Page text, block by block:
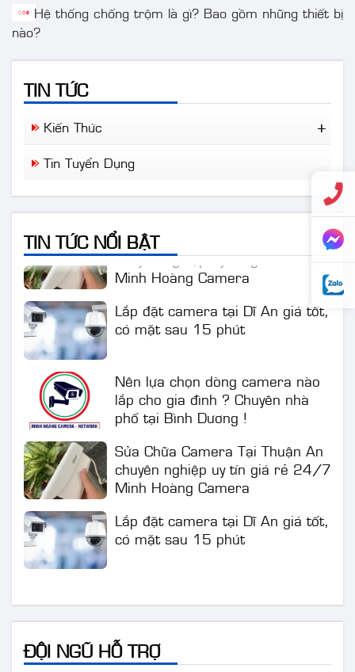
Hệ thống chống trộm là gì? Bao gồm những thiết bị
nào?
TIN TỨC
Kiến Thức
Tin Tuyển Dụng
TIN TỨC NỔI BẬT
lắp cho gia đình ? Chuyên nhà
chuyên nghiệp uy tín giá rẻ 24/7
Minh Hoàng Camera
Lắp đặt camera tại Dĩ An giá tốt,
có mặt sau 15 phút
lắp cho gia đình ? Chuyên nhà
phố tại Bình Dương !
chuyên nghiệp uy tín giá rẻ 24/7
Minh Hoàng Camera
có mặt sau 15 phút
ĐỘI NGŨ HỖ TRỢ